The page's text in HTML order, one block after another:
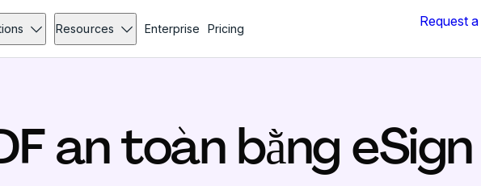
Resources Enterprise Pricing Request
an toàn bằng eSign